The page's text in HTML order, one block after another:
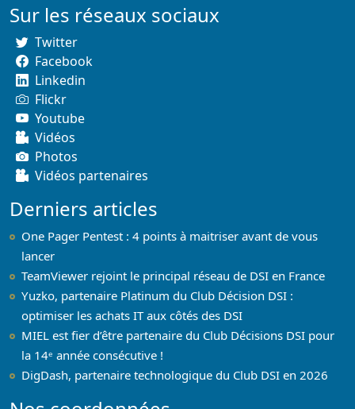
Sur les réseaux sociaux
Twitter
Facebook
Linkedin
Flickr
Youtube
Vidéos
Photos
Vidéos partenaires
Derniers articles
One Pager Pentest : 4 points à maitriser avant de vous
lancer
TeamViewer rejoint le principal réseau de DSI en France
Yuzko, partenaire Platinum du Club Décision DSI :
optimiser les achats IT aux côtés des DSI
MIEL est fier d’être partenaire du Club Décisions DSI pour
la 14ᵉ année consécutive !
DigDash, partenaire technologique du Club DSI en 2026